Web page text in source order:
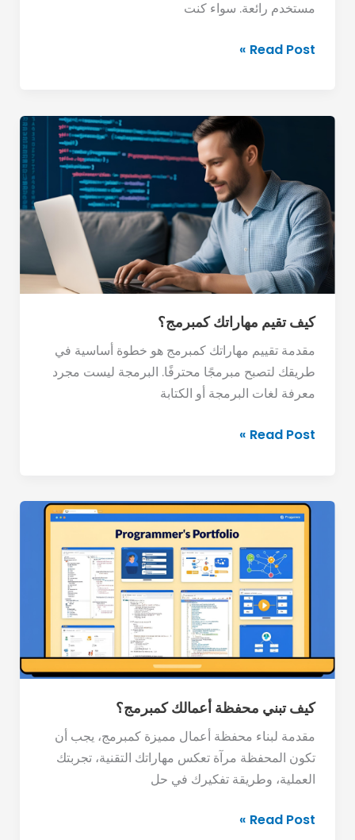
مستخدم رائعة. سواء كنت
Read Post »
كيف تقيم مهاراتك كمبرمج؟
مقدمة تقييم مهاراتك كمبرمج هو خطوة أساسية في
طريقك لتصبح مبرمجًا محترفًا. البرمجة ليست مجرد
معرفة لغات البرمجة أو الكتابة
كمبرمج؟
Read Post »
كيف تبني محفظة أعمالك كمبرمج؟
مقدمة لبناء محفظة أعمال مميزة كمبرمج، يجب أن
تكون المحفظة مرآة تعكس مهاراتك التقنية، تجربتك
العملية، وطريقة تفكيرك في حل
كيف
محفظة
أعمالك
كمبرمج؟
Read Post »